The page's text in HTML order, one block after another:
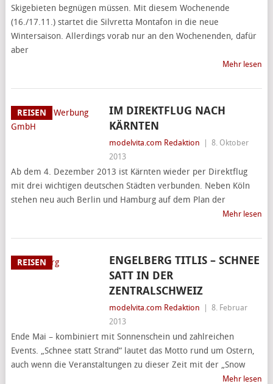
Skigebieten begnügen müssen. Mit diesem Wochenende
(16./17.11.) startet die Silvretta Montafon in die neue
Wintersaison. Allerdings vorab nur an den Wochenenden, dafür
aber
Mehr lesen
REISEN
IM DIREKTFLUG NACH
KÄRNTEN
modelvita.com Redaktion
8. Oktober
2013
Ab dem 4. Dezember 2013 ist Kärnten wieder per Direktflug
mit drei wichtigen deutschen Städten verbunden. Neben Köln
stehen neu auch Berlin und Hamburg auf dem Plan der
Mehr lesen
REISEN
ENGELBERG TITLIS – SCHNEE
SATT IN DER
ZENTRALSCHWEIZ
modelvita.com Redaktion
8. Februar
2013
Ende Mai – kombiniert mit Sonnenschein und zahlreichen
Events. „Schnee statt Strand“ lautet das Motto rund um Ostern,
auch wenn die Veranstaltungen zu dieser Zeit mit der „Snow
Mehr lesen